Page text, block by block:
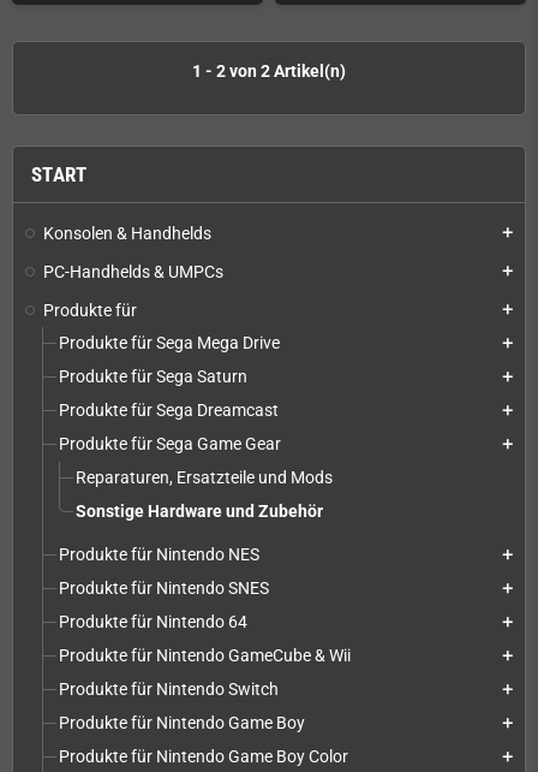
START
Konsolen & Handhelds add
PC-Handhelds & UMPCs add
Produkte für add
Produkte für Sega Mega Drive add
Produkte für Sega Saturn add
Produkte für Sega Dreamcast add
Produkte für Sega Game Gear add
Reparaturen, Ersatzteile und Mods
Sonstige Hardware und Zubehör
Produkte für Nintendo NES add
Produkte für Nintendo SNES add
Produkte für Nintendo 64 add
Produkte für Nintendo GameCube & Wii add
Produkte für Nintendo Switch add
Produkte für Nintendo Game Boy add
Produkte für Nintendo Game Boy Color add
1 - 2 von 2 Artikel(n)